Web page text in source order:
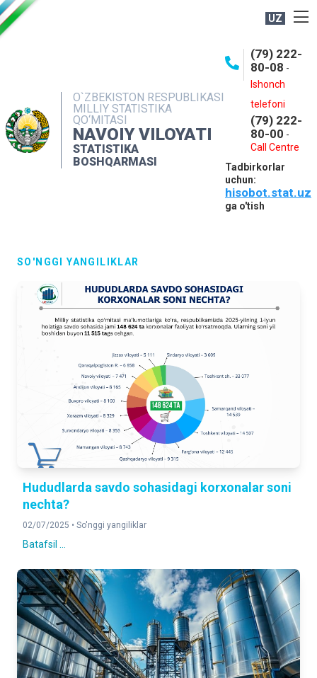
UZ
O`ZBEKISTON RESPUBLIKASI
MILLIY STATISTIKA
QO‘MITASI
NAVOIY VILOYATI
STATISTIKA
BOSHQARMASI
(79) 222-
80-08 -
Ishonch
telefoni
(79) 222-
80-00 -
Call Centre
Tadbirkorlar
uchun:
hisobot.stat.uz
ga o'tish
OCHIQ MA'LUMOTLAR
INTERAKTIV XIZMATLAR
MUROJAATLAR
SO'NGGI YANGILIKLAR
Hududlarda savdo sohasidagi korxonalar soni
nechta?
02/07/2025 • So'nggi yangiliklar
Batafsil ...